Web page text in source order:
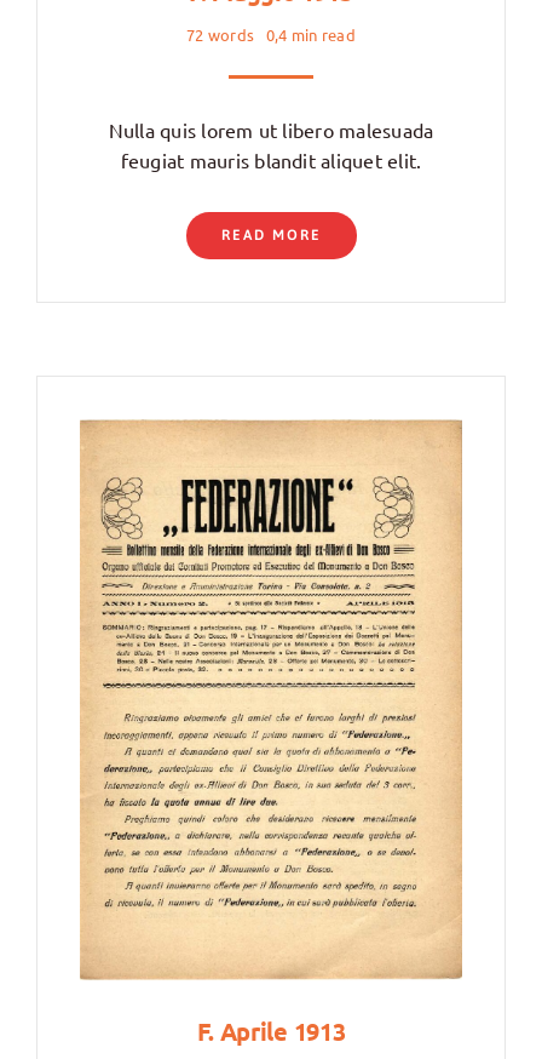
72 words 0,4 min read
Nulla quis lorem ut libero malesuada
feugiat mauris blandit aliquet elit.
READ MORE
F. Aprile 1913